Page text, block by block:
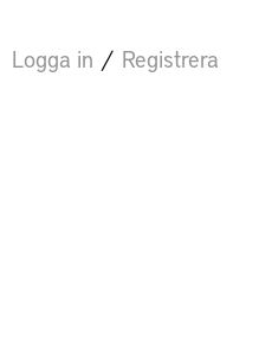
Logga in / Registrera